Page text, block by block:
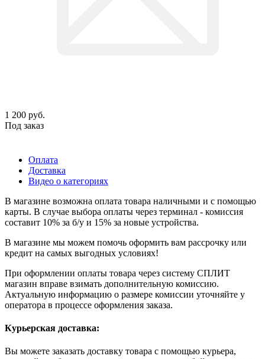
1 200 руб.
Под заказ
Оплата
Доставка
Видео о категориях
В магазине возможна оплата товара наличными и с помощью
карты. В случае выбора оплаты через терминал - комиссия
составит 10% за б/у и 15% за новые устройства.
В магазине мы можем помочь оформить вам рассрочку или
кредит на самых выгодных условиях!
При оформлении оплаты товара через систему СПЛИТ
магазин вправе взимать дополнительную комиссию.
Актуальную информацию о размере комиссии уточняйте у
оператора в процессе оформления заказа.
Курьерская доставка:
Вы можете заказать доставку товара с помощью курьера,